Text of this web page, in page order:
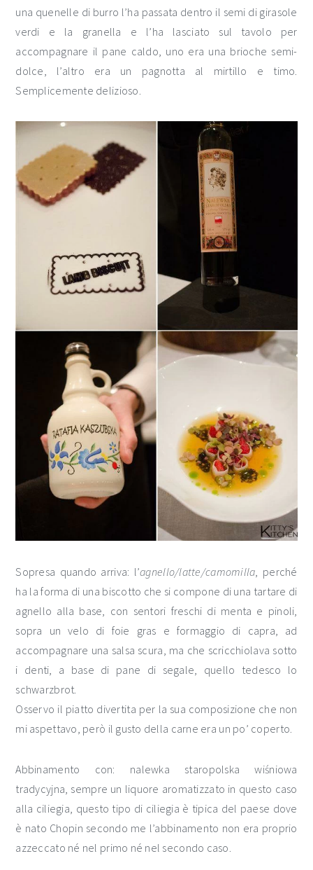
una quenelle di burro l’ha passata dentro il semi di girasole
verdi e la granella e l’ha lasciato sul tavolo per
accompagnare il pane caldo, uno era una brioche semi-
dolce, l’altro era un pagnotta al mirtillo e timo.
Semplicemente delizioso.
Sopresa quando arriva: l’agnello/latte/camomilla , perché
ha la forma di una biscotto che si compone di una tartare di
agnello alla base, con sentori freschi di menta e pinoli,
sopra un velo di foie gras e formaggio di capra, ad
accompagnare una salsa scura, ma che scricchiolava sotto
i denti, a base di pane di segale, quello tedesco lo
schwarzbrot.
Osservo il piatto divertita per la sua composizione che non
mi aspettavo, però il gusto della carne era un po’ coperto.
Abbinamento con: nalewka staropolska wiśniowa
tradycyjna, sempre un liquore aromatizzato in questo caso
alla ciliegia, questo tipo di ciliegia è tipica del paese dove
è nato Chopin secondo me l’abbinamento non era proprio
azzeccato né nel primo né nel secondo caso.